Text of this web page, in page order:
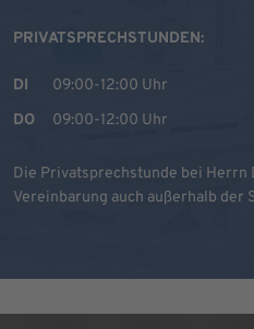
PRIVATSPRECHSTUNDEN:
DI
09:00-12:00 Uhr
DO
09:00-12:00 Uhr
Die Privatsprechstunde bei Herrn
Vereinbarung auch außerhalb der